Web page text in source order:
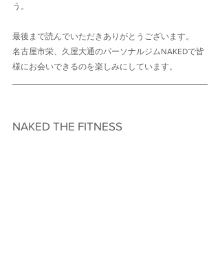
う。
最後まで読んでいただきありがとうございます。
名古屋市栄、久屋大通のパーソナルジムNAKEDで皆
様にお会いできるのを楽しみにしています。
NAKED THE FITNESS